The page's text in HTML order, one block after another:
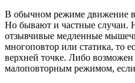
В обычном режиме движение
Но бывают и частные случаи.
отзывчивые медленные
многоповтор или статика, то
верхней точке. Либо возможен
малоповторным режимом, если